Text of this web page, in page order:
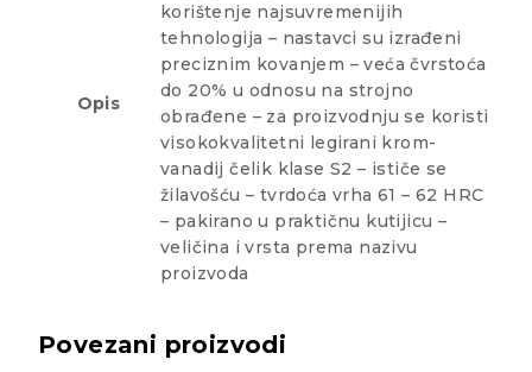
Opis
korištenje najsuvremenijih
tehnologija – nastavci su izrađeni
preciznim kovanjem – veća čvrstoća
do 20% u odnosu na strojno
obrađene – za proizvodnju se koristi
visokokvalitetni legirani krom-
vanadij čelik klase S2 – ističe se
žilavošću – tvrdoća vrha 61 – 62 HRC
– pakirano u praktičnu kutijicu –
veličina i vrsta prema nazivu
proizvoda
Povezani proizvodi